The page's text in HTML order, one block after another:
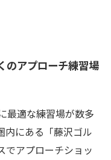
のアプローチ練習場
最適な練習場が数多
内にある「藤沢ゴル
でアプローチショッ